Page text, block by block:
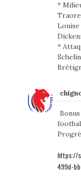
*
Louise
*
https://
499d-